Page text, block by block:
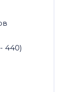
440)